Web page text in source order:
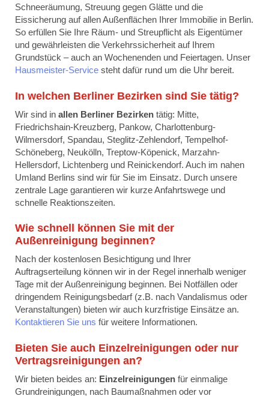
Schneeräumung, Streuung gegen Glätte und die
Eissicherung auf allen Außenflächen Ihrer Immobilie in Berlin.
So erfüllen Sie Ihre Räum- und Streupflicht als Eigentümer
und gewährleisten die Verkehrssicherheit auf Ihrem
Grundstück – auch an Wochenenden und Feiertagen. Unser
Hausmeister-Service steht dafür rund um die Uhr bereit.
In welchen Berliner Bezirken sind Sie tätig?
Wir sind in allen Berliner Bezirken tätig: Mitte,
Friedrichshain-Kreuzberg, Pankow, Charlottenburg-
Wilmersdorf, Spandau, Steglitz-Zehlendorf, Tempelhof-
Schöneberg, Neukölln, Treptow-Köpenick, Marzahn-
Hellersdorf, Lichtenberg und Reinickendorf. Auch im nahen
Umland Berlins sind wir für Sie im Einsatz. Durch unsere
zentrale Lage garantieren wir kurze Anfahrtswege und
schnelle Reaktionszeiten.
Wie schnell können Sie mit der
Außenreinigung beginnen?
Nach der kostenlosen Besichtigung und Ihrer
Auftragserteilung können wir in der Regel innerhalb weniger
Tage mit der Außenreinigung beginnen. Bei Notfällen oder
dringendem Reinigungsbedarf (z.B. nach Vandalismus oder
Veranstaltungen) bieten wir auch kurzfristige Einsätze an.
Kontaktieren Sie uns für weitere Informationen.
Bieten Sie auch Einzelreinigungen oder nur
Vertragsreinigungen an?
Wir bieten beides an: Einzelreinigungen für einmalige
Grundreinigungen, nach Baumaßnahmen oder vor